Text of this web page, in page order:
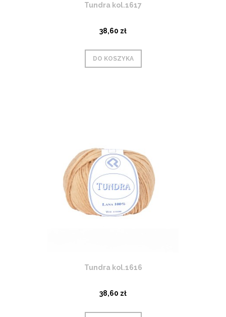
Tundra kol.1617
38,60 zł
DO KOSZYKA
Tundra kol.1616
38,60 zł